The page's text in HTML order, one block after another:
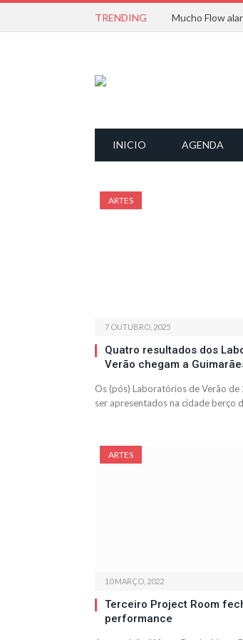
TRENDING
INICIO AGENDA
ARTES
7 OUTUBRO, 2025
Quatro resultados dos
Verão chegam a
Os (pós) Laboratórios de Verão
ser apresentados na cidade berço
ARTES
10 MARÇO, 2022
Terceiro Project Room
performance